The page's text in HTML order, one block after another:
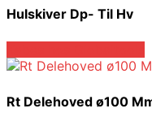
Hulskiver Dp- Til Hv
Rt Delehoved ø100